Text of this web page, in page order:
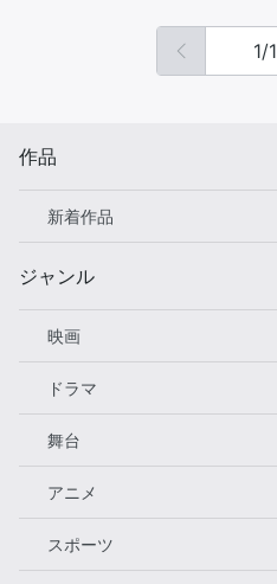
1/1
作品
新着作品
ジャンル
映画
ドラマ
舞台
アニメ
スポーツ